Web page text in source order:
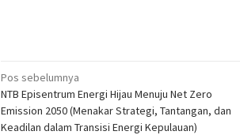
Navigasi
pos
Pos sebelumnya
NTB Episentrum Energi Hijau Menuju Net Zero
Emission 2050 (Menakar Strategi, Tantangan, dan
Keadilan dalam Transisi Energi Kepulauan)